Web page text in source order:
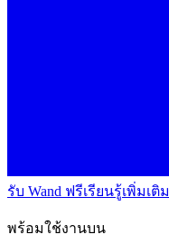
รับ Wand ฟรีเรียนรู้เพิ่มเติม
พร้อมใช้งานบน